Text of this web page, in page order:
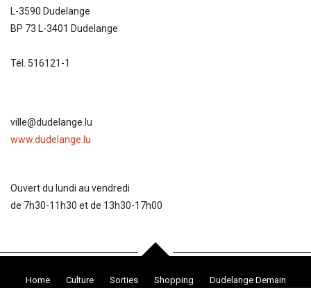
L-3590 Dudelange
BP 73 L-3401 Dudelange
Tél. 516121-1
ville@dudelange.lu
www.dudelange.lu
Ouvert du lundi au vendredi
de 7h30-11h30 et de 13h30-17h00
Home Culture Sorties Shopping Dudelange Demain